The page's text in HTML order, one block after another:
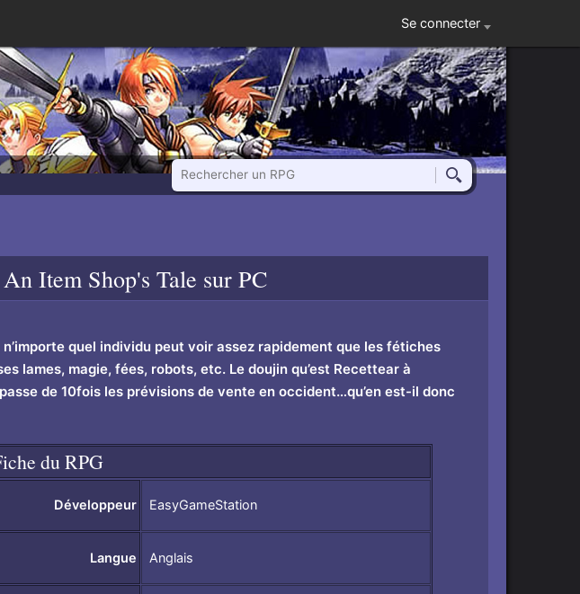
Se connecter
Rechercher un RPG
Rechercher
Item Shop's Tale sur PC
quel individu peut voir assez rapidement que les fétiches
lames, magie, fées, robots, etc. Le doujin qu’est Recettear à
de 10fois les prévisions de vente en occident…qu’en est-il donc
du RPG
Développeur EasyGameStation
Langue Anglais